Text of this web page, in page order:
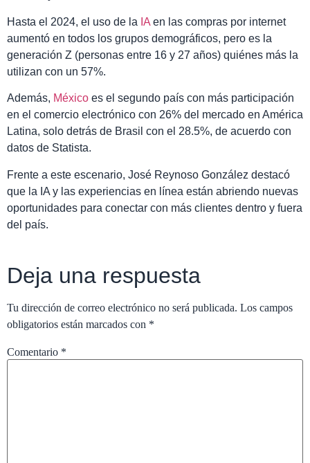
Hasta el 2024, el uso de la IA en las compras por internet
aumentó en todos los grupos demográficos, pero es la
generación Z (personas entre 16 y 27 años) quiénes más la
utilizan con un 57%.
Además, México es el segundo país con más participación
en el comercio electrónico con 26% del mercado en América
Latina, solo detrás de Brasil con el 28.5%, de acuerdo con
datos de Statista.
Frente a este escenario, José Reynoso González destacó
que la IA y las experiencias en línea están abriendo nuevas
oportunidades para conectar con más clientes dentro y fuera
del país.
Deja una respuesta
Tu dirección de correo electrónico no será publicada. Los campos
obligatorios están marcados con *
Comentario *